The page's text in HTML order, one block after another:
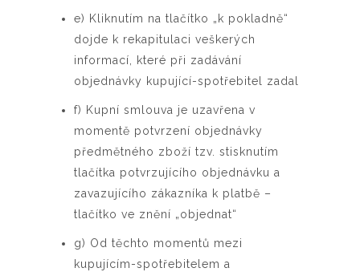
e) Kliknutím na tlačítko „k pokladně“
dojde k rekapitulaci veškerých
informací, které při zadávání
objednávky kupující-spotřebitel zadal
f) Kupní smlouva je uzavřena v
momentě potvrzení objednávky
předmětného zboží tzv. stisknutím
tlačítka potvrzujícího objednávku a
zavazujícího zákazníka k platbě –
tlačítko ve znění „objednat“
g) Od těchto momentů mezi
kupujícím-spotřebitelem a